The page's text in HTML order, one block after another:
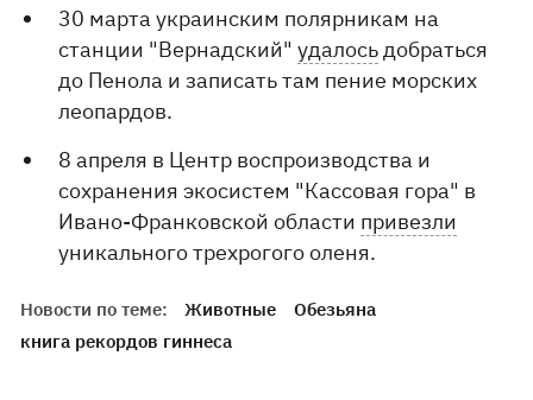
30 марта украинским полярникам на
станции "Вернадский"удалосьдобраться
до Пенола и записать там пение морских
леопардов.
8 апреля в Центр воспроизводства и
сохранения экосистем "Кассовая гора" в
Ивано-Франковской области привезли
уникального трехрогого оленя.
Новости по теме: Животные
Обезьяна
книга рекордов гиннеса